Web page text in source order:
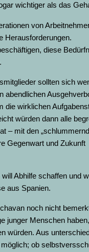
wichtiger als das
von
Herausforderungen.
diese
sollten sich
abendlichen
die wirklichen
würden dann alle
– mit den
Gegenwart und Zukunft
Abhilfe schaffen und
aus Spanien.
noch nicht
junger Menschen
würden. Aus
ob